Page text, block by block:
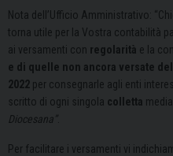
Nota dell’Ufficio Amministrativo: “
torna utile per la Vostra contabilità
ai versamenti con regolarità e la
e di quelle non ancora versate del
2022 per consegnarle agli enti
scritto di ogni singola colletta
Diocesana”.
Per facilitare i versamenti vi